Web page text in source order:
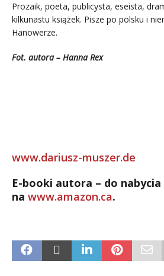
Prozaik, poeta, publicysta, eseista,
kilkunastu książek. Pisze po polsku i
Hanowerze.
Fot. autora – Hanna Rex
www.dariusz-muszer.de
E-booki autora – do nabycia
na www.amazon.ca.